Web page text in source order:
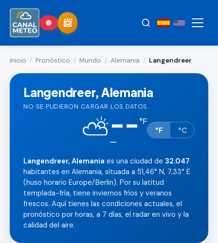
Inicio / Pronóstico / Mundo / Alemania / Langendreer
Langendreer, Alemania
NO SE PUDIERON CARGAR LOS DATOS.
⛅-- °F
—
°F °C
Langendreer, Alemania es una ciudad de 32.047
habitantes en Alemania, situada a 51,46° N, 7,33° E
(huso horario Europe/Berlin). Por su latitud
templada-fría, tiene inviernos fríos y veranos
frescos. Aquí tienes las condiciones actuales, el
pronóstico por horas, a 7 días, el radar en vivo y la
calidad del aire.